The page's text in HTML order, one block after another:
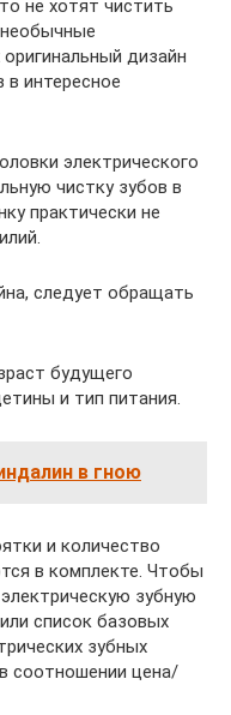
не хотят чистить
дизайн
интересное
электрического
чистку зубов в
практически не
следует обращать
будущего
и тип питания.
в гною
и количество
в комплекте. Чтобы
зубную
список базовых
зубных
соотношении цена/